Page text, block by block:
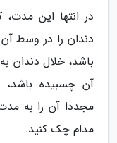
در انتها این
دندان را در وسط
باشد، خلال دندان
آن چسبیده باشد،
مدام چک کنید.